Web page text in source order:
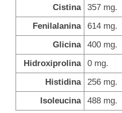
Cistina
357 mg.
Fenilalanina
614 mg.
Glicina
400 mg.
Hidroxiprolina
0 mg.
Histidina
256 mg.
Isoleucina
488 mg.